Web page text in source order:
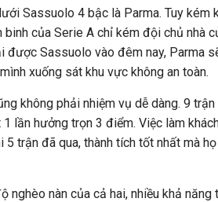
Sassuolo 4 bậc là Parma. Tuy kém
binh của Serie A chỉ kém đội chủ nhà
được Sassuolo vào đêm nay, Parma
xuống sát khu vực không an toàn.
không phải nhiệm vụ dễ dàng. 9
1 lần hưởng trọn 3 điểm. Việc làm
5 trận đã qua, thành tích tốt nhất mà
nghèo nàn của cả hai, nhiều khả